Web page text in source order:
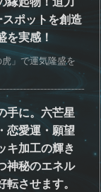
ポットを創造
を実感！
」で運気隆盛を
手に。六芒星
恋愛運・願望
キ加工の輝き
神秘のエネル
させます。